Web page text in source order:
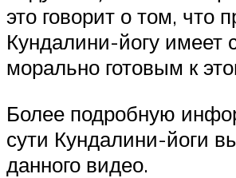
это говорит о том, что
Кундалини-йогу имеет
морально готовым к
Более подробную
сути Кундалини-йоги
данного видео.